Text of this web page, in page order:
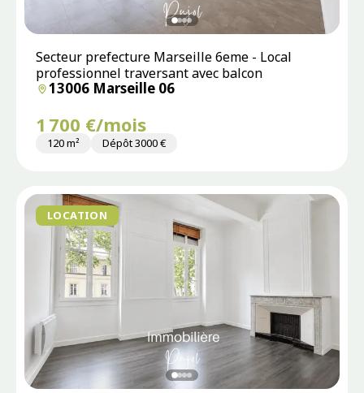
Secteur prefecture Marseille 6eme - Local
professionnel traversant avec balcon
13006 Marseille 06
1 700 €/mois
120 m² Dépôt 3000 €
LOCATION